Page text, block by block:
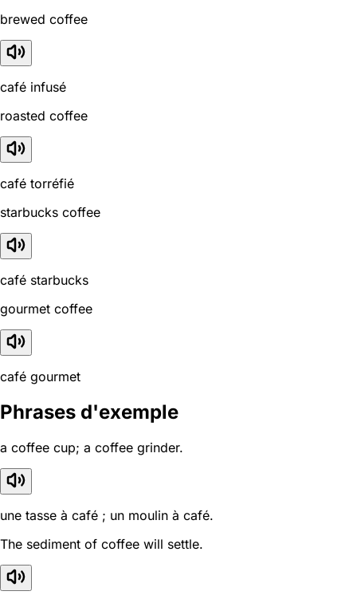
brewed coffee
café infusé
roasted coffee
café torréfié
starbucks coffee
café starbucks
gourmet coffee
café gourmet
Phrases d'exemple
a coffee cup; a coffee grinder.
une tasse à café ; un moulin à café.
The sediment of coffee will settle.